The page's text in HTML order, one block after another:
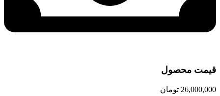
قیمت محصول
26,000,000 تومان